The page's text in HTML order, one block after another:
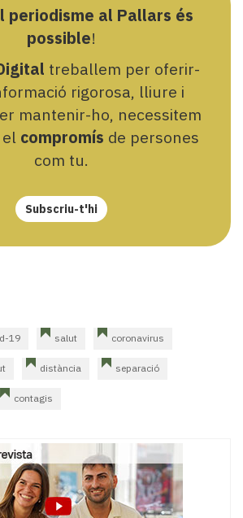
periodisme al Pallars és
possible!
treballem per oferir-
rigorosa, lliure i
mantenir-ho, necessitem
el compromís de persones
com tu.
Subscriu-t'hi
19 salut coronavirus
distància separació
contagis